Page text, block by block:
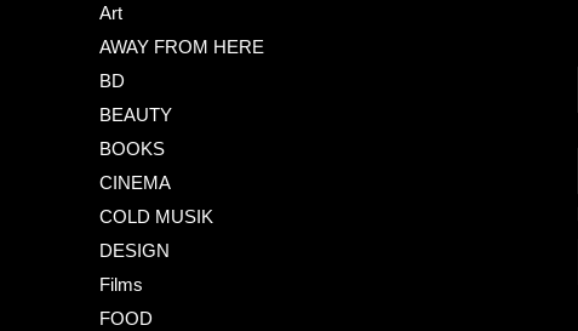
Art
AWAY FROM HERE
BD
BEAUTY
BOOKS
CINEMA
COLD MUSIK
DESIGN
Films
FOOD